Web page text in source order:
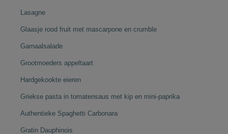
Lasagne
Glaasje rood fruit met mascarpone en crumble
Garnaalsalade
Grootmoeders appeltaart
Hardgekookte eieren
Griekse pasta in tomatensaus met kip en mini-paprika
Authentieke Spaghetti Carbonara
Gratin Dauphinois